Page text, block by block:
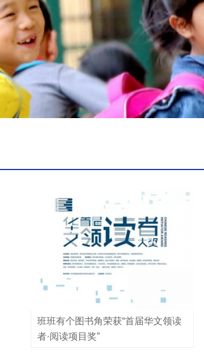
班班有个图书角荣获“首届华文领读
者·阅读项目奖”